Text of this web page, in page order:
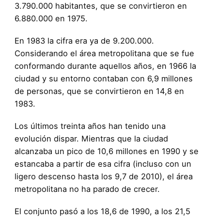
3.790.000 habitantes, que se convirtieron en
6.880.000 en 1975.
En 1983 la cifra era ya de 9.200.000.
Considerando el área metropolitana que se fue
conformando durante aquellos años, en 1966 la
ciudad y su entorno contaban con 6,9 millones
de personas, que se convirtieron en 14,8 en
1983.
Los últimos treinta años han tenido una
evolución dispar. Mientras que la ciudad
alcanzaba un pico de 10,6 millones en 1990 y se
estancaba a partir de esa cifra (incluso con un
ligero descenso hasta los 9,7 de 2010), el área
metropolitana no ha parado de crecer.
El conjunto pasó a los 18,6 de 1990, a los 21,5